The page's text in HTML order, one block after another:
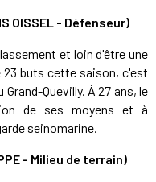
OISSEL - Défenseur)
et loin d'être une
23 buts cette saison, c'est
Quevilly. À 27 ans, le
de ses moyens et à
seinomarine.
- Milieu de terrain)